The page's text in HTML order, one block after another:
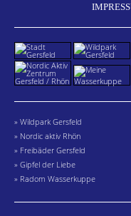
» Wildpark Gersfeld
» Nordic aktiv Rhön
» Freibäder Gersfeld
» Gipfel der Liebe
» Radom Wasserkuppe